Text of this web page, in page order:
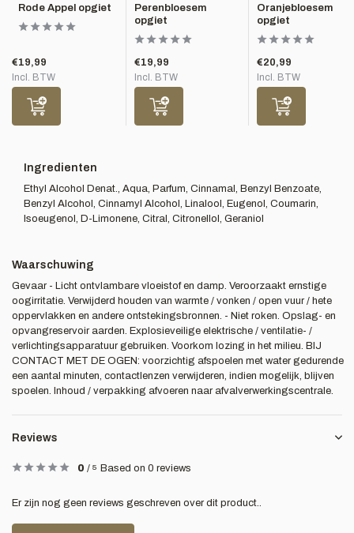
Rode Appel opgiet
€19,99
Incl. BTW
Perenbloesem
opgiet
€19,99
Incl. BTW
Oranjebloesem
opgiet
€20,99
Incl. BTW
Ingredienten
Ethyl Alcohol Denat., Aqua, Parfum, Cinnamal, Benzyl Benzoate,
Benzyl Alcohol, Cinnamyl Alcohol, Linalool, Eugenol, Coumarin,
Isoeugenol, D-Limonene, Citral, Citronellol, Geraniol
Waarschuwing
Gevaar - Licht ontvlambare vloeistof en damp. Veroorzaakt ernstige
oogirritatie. Verwijderd houden van warmte / vonken / open vuur / hete
oppervlakken en andere ontstekingsbronnen. - Niet roken. Opslag- en
opvangreservoir aarden. Explosieveilige elektrische / ventilatie- /
verlichtingsapparatuur gebruiken. Voorkom lozing in het milieu. BIJ
CONTACT MET DE OGEN: voorzichtig afspoelen met water gedurende
een aantal minuten, contactlenzen verwijderen, indien mogelijk, blijven
spoelen. Inhoud / verpakking afvoeren naar afvalverwerkingscentrale.
Reviews
0 / 5 Based on 0 reviews
Er zijn nog geen reviews geschreven over dit product..